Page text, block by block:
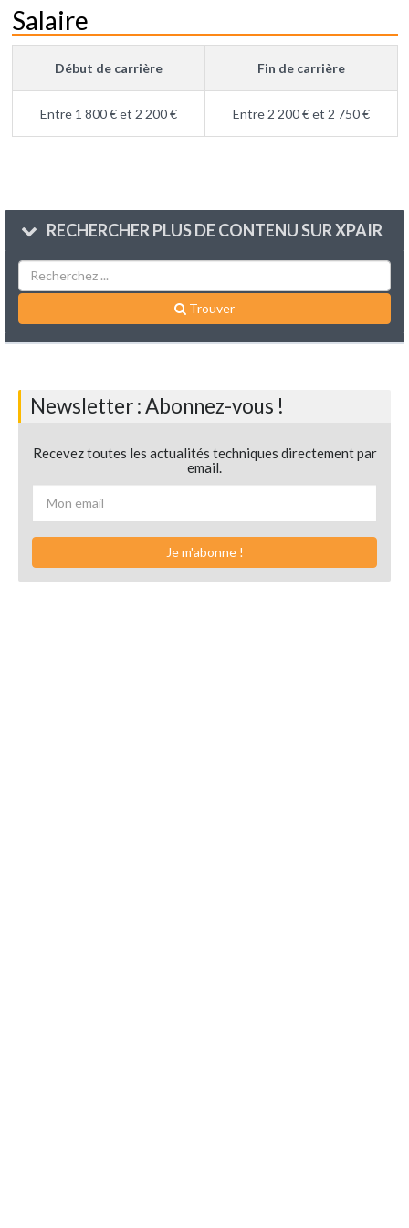
Salaire
Début de carrière Fin de carrière
Entre 1 800 € et 2 200 € Entre 2 200 € et 2 750 €
RECHERCHER PLUS DE CONTENU SUR XPAIR
Trouver
Newsletter : Abonnez-vous !
Recevez toutes les actualités techniques directement par
email.
Je m'abonne !